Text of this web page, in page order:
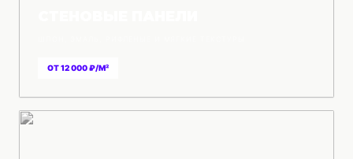
ОТ 12 000 ₽/М²